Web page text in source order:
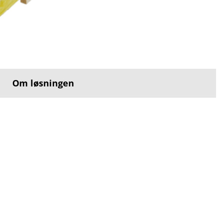
Om løsningen